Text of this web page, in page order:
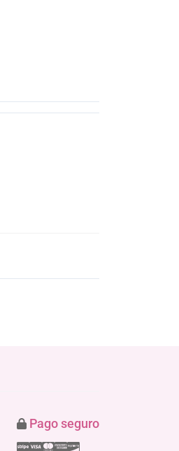
Pago seguro
Stripe
VisaMastercard
American Express
Discover